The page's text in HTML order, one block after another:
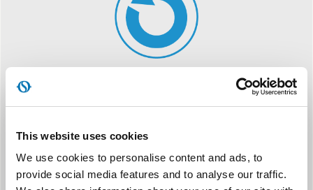
This website uses cookies
We use cookies to personalise content and ads, to
provide social media features and to analyse our traffic.